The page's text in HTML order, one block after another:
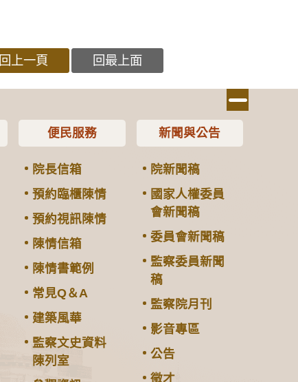
回上一頁 回最上面
便民服務
院長信箱
預約臨櫃陳情
預約視訊陳情
陳情信箱
陳情書範例
常見Q＆A
建築風華
監察文史資料
陳列室
新聞與公告
院新聞稿
國家人權委員
會新聞稿
委員會新聞稿
監察委員新聞
稿
監察院月刊
影音專區
公告
徵才